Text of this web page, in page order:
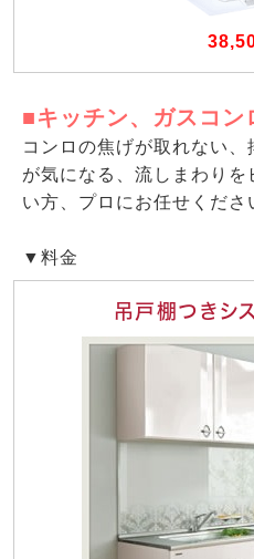
■キッチン、ガスコン
コンロの焦げが取れない、
が気になる、流しまわりを
い方、プロにお任せくださ
▼料金
吊戸棚つきシ